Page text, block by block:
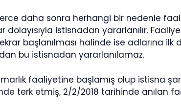
daha sonra herhangi bir nedenle
istisnadan yararlanılır.
başlanılması halinde ise adlarına
bu istisnadan yararlanılamaz.
faaliyetine başlamış olup istisna
terk etmiş, 2/2/2018 tarihinde anılan